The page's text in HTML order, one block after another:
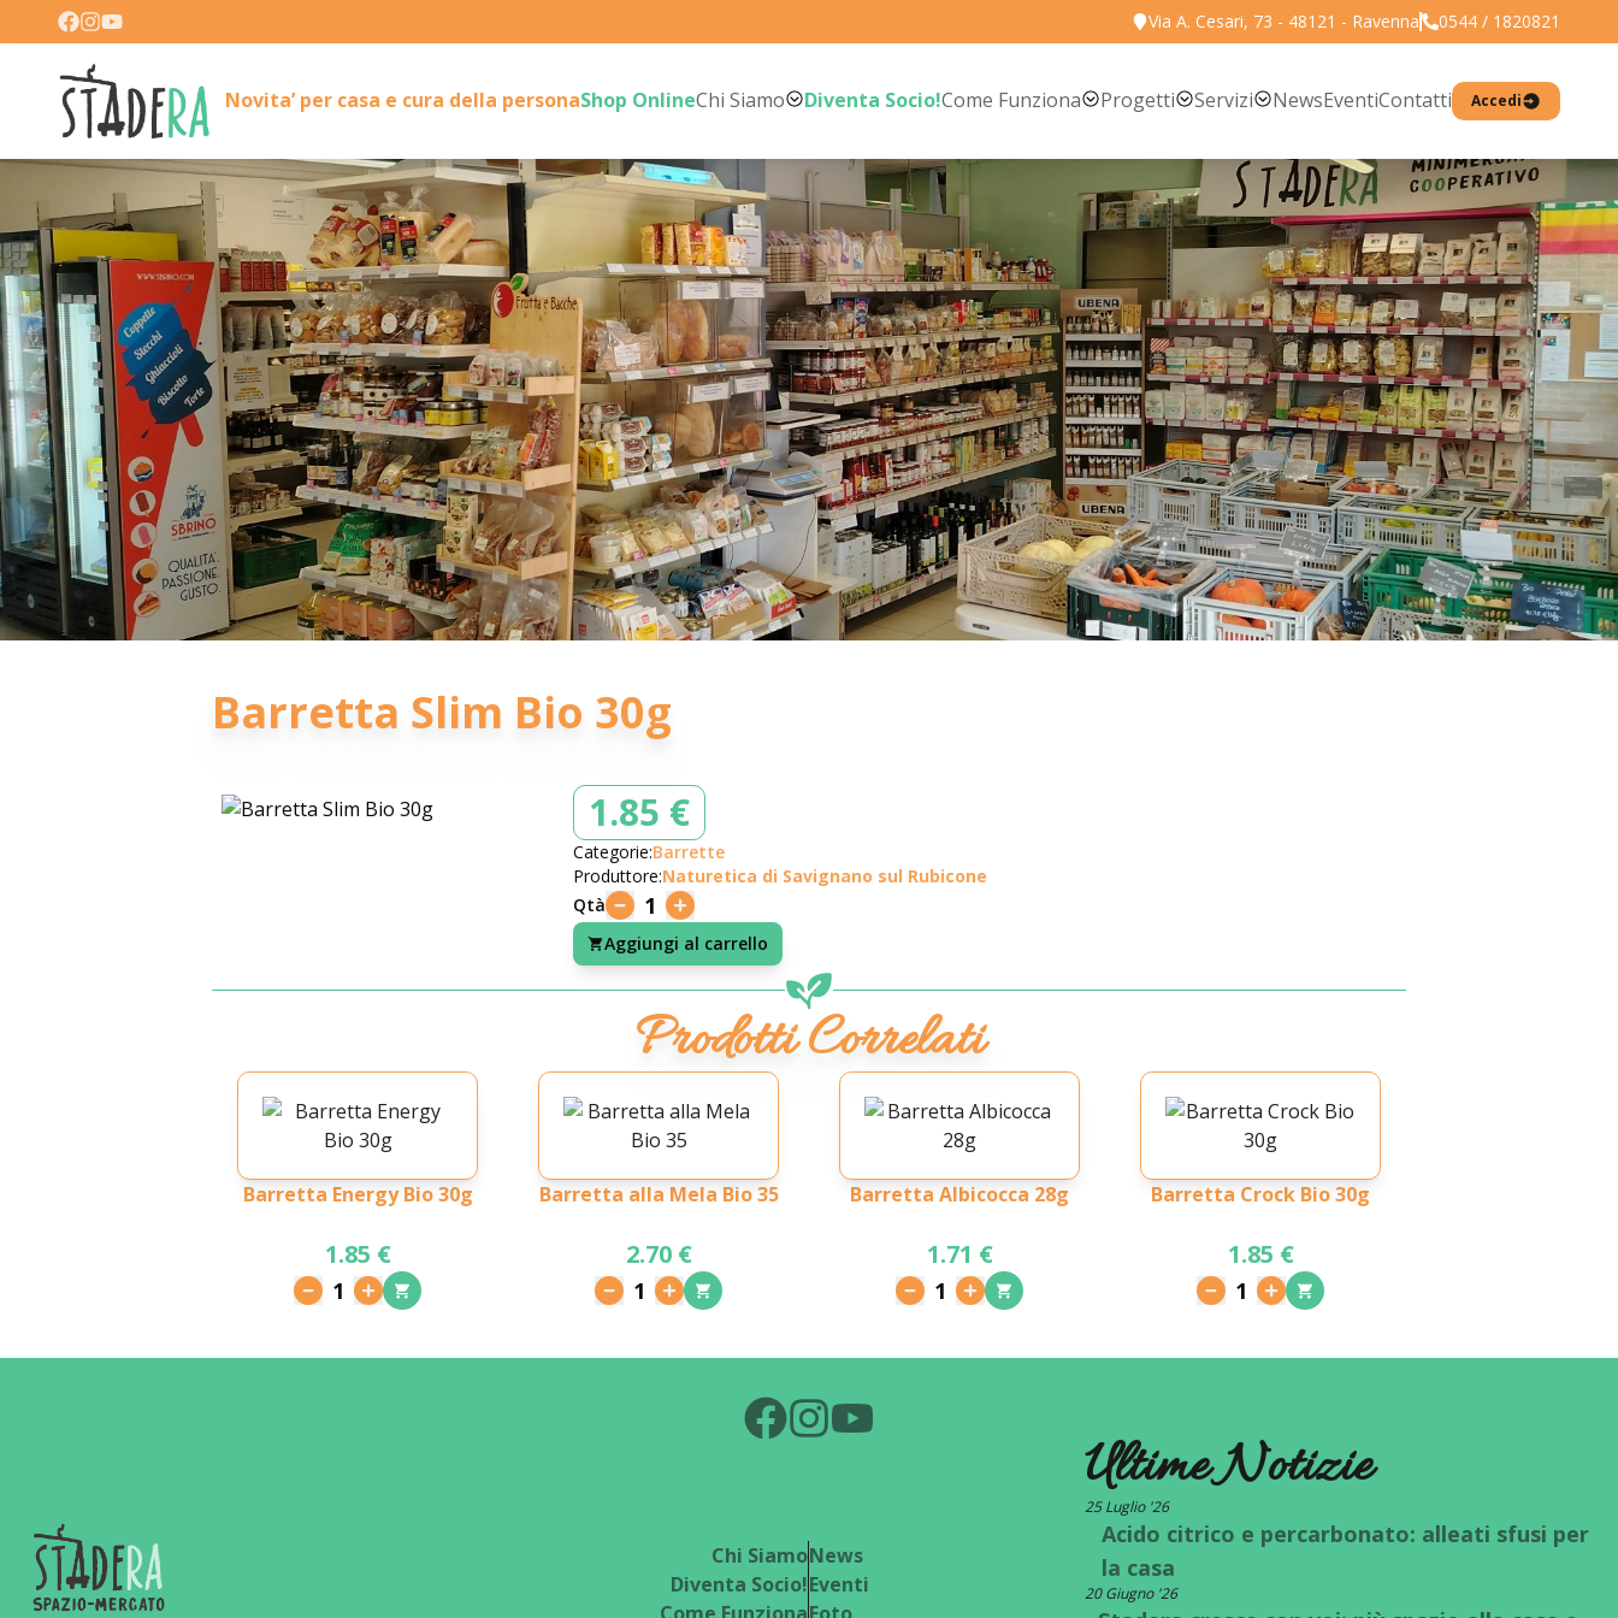
Via A. Cesari, 73 - 48121 - Ravenna 0544 / 1820821
Novita’ per casa e cura della personaShop OnlineChi Siamo Diventa Socio!Come Funziona Progetti Servizi NewsEventiContatti Accedi
Barretta Slim Bio 30g
1.85 €
Categorie:Barrette
Produttore:Naturetica di Savignano sul Rubicone
Qtà
1
Aggiungi al carrello
Prodotti Correlati
Barretta Energy Bio 30g
1.85 €
1
Barretta alla Mela Bio 35
2.70 €
1
Barretta Albicocca 28g
1.71 €
1
Barretta Crock Bio 30g
1.85 €
1
Chi Siamo
Diventa Socio!
News
Eventi
Ultime Notizie
25 Luglio '26
Acido citrico e percarbonato: alleati sfusi per
la casa
20 Giugno '26